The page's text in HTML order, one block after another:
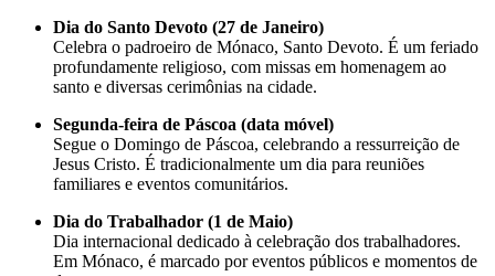
Dia do Santo Devoto (27 de Janeiro)
Celebra o padroeiro de Mónaco, Santo Devoto. É um feriado
profundamente religioso, com missas em homenagem ao
santo e diversas cerimônias na cidade.
Segunda-feira de Páscoa (data móvel)
Segue o Domingo de Páscoa, celebrando a ressurreição de
Jesus Cristo. É tradicionalmente um dia para reuniões
familiares e eventos comunitários.
Dia do Trabalhador (1 de Maio)
Dia internacional dedicado à celebração dos trabalhadores.
Em Mónaco, é marcado por eventos públicos e momentos de